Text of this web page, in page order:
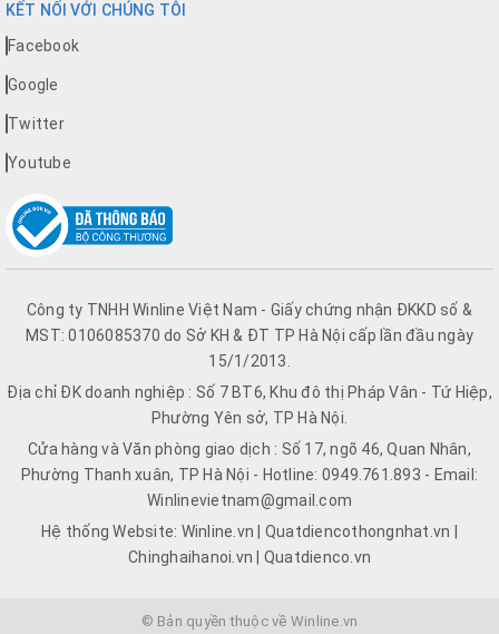
KẾT NỐI VỚI CHÚNG TÔI
Facebook
Google
Twitter
Youtube
Công ty TNHH Winline Việt Nam - Giấy chứng nhận ĐKKD số &
MST: 0106085370 do Sở KH & ĐT TP Hà Nội cấp lần đầu ngày
15/1/2013.
Địa chỉ ĐK doanh nghiệp : Số 7 BT6, Khu đô thị Pháp Vân - Tứ Hiệp,
Phường Yên sở, TP Hà Nội.
Cửa hàng và Văn phòng giao dịch : Số 17, ngõ 46, Quan Nhân,
Phường Thanh xuân, TP Hà Nội - Hotline: 0949.761.893 - Email:
Winlinevietnam@gmail.com
Hệ thống Website: Winline.vn | Quatdiencothongnhat.vn |
Chinghaihanoi.vn | Quatdienco.vn
© Bản quyền thuộc về Winline.vn